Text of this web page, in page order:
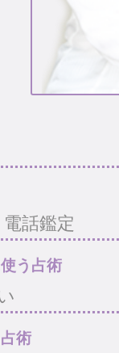
話鑑定
う占術
術